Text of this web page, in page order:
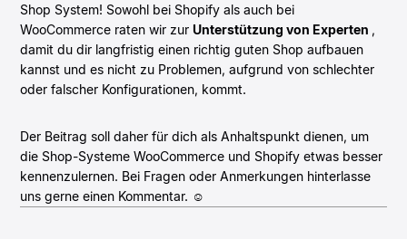
Shop System! Sowohl bei Shopify als auch bei
WooCommerce raten wir zur Unterstützung von Experten ,
damit du dir langfristig einen richtig guten Shop aufbauen
kannst und es nicht zu Problemen, aufgrund von schlechter
oder falscher Konfigurationen, kommt.
Der Beitrag soll daher für dich als Anhaltspunkt dienen, um
die Shop-Systeme WooCommerce und Shopify etwas besser
kennenzulernen. Bei Fragen oder Anmerkungen hinterlasse
uns gerne einen Kommentar. ☺️